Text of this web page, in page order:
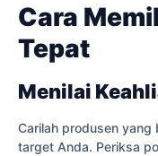
Cara
Tepat
Menilai
Carilah produsen yang
target Anda. Periksa